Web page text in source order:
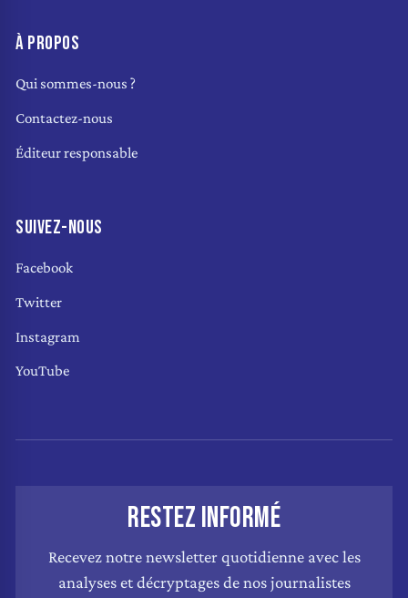
À PROPOS
Qui sommes-nous ?
Contactez-nous
Éditeur responsable
SUIVEZ-NOUS
Facebook
Twitter
Instagram
YouTube
RESTEZ INFORMÉ
Recevez notre newsletter quotidienne avec les
analyses et décryptages de nos journalistes